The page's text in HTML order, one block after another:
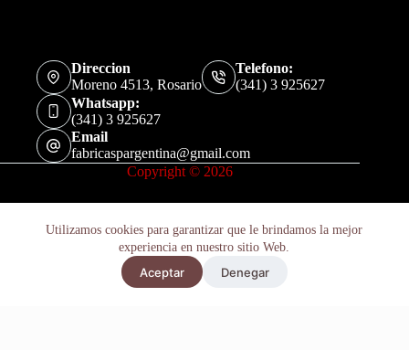
Utilizamos cookies para garantizar que le brindamos la mejor
experiencia en nuestro sitio Web.
Aceptar Denegar
Direccion
Moreno 4513, Rosario
Telefono:
(341) 3 925627
Whatsapp:
(341) 3 925627
Email
fabricaspargentina@gmail.com
Copyright © 2026